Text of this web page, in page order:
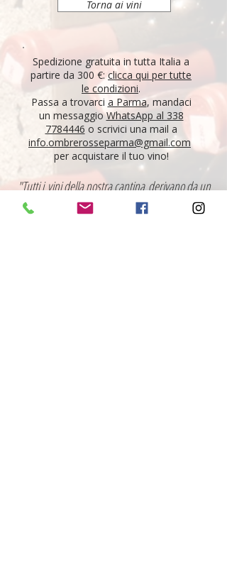
Torna ai vini
Spedizione gratuita in tutta Italia a
partire da 300 €:clicca qui per tutte
le condizioni.
Passa a trovarci a Parma, mandaci
un messaggioWhatsApp al 338
7784446 o scrivici una mail a
info.ombrerosseparma@gmail.com
per acquistare il tuo vino!
"Tutti i vini della nostra cantina derivano da un
lungo percorso di ricerca, iniziato nel 1995 con
l'apertura di Ombre Rosse, che prosegue tutt'oggi.